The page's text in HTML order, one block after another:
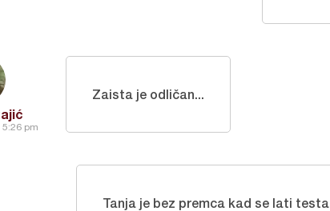
pm
Zaista je odličan...
Tanja je bez premca kad se lati testa